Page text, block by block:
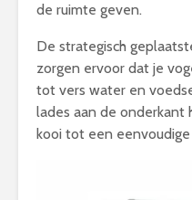
de ruimte geven.
De strategisch
zorgen ervoor dat je
tot vers water en
lades aan de onderkant
kooi tot een eenvoudige